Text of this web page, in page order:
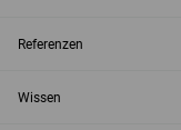
Referenzen
Wissen